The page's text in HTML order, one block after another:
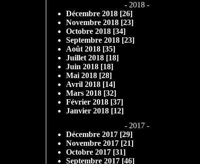
- 2018 -
Décembre 2018 [26]
Novembre 2018 [23]
Octobre 2018 [34]
Septembre 2018 [23]
Août 2018 [35]
Juillet 2018 [18]
Juin 2018 [18]
Mai 2018 [28]
Avril 2018 [14]
Mars 2018 [32]
Février 2018 [37]
Janvier 2018 [12]
- 2017 -
Décembre 2017 [29]
Novembre 2017 [21]
Octobre 2017 [31]
Septembre 2017 [46]